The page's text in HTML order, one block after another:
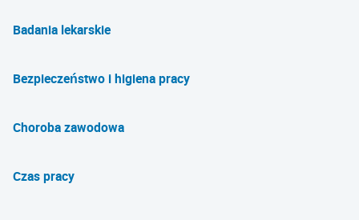
Badania lekarskie
Bezpieczeństwo i higiena pracy
Choroba zawodowa
Czas pracy